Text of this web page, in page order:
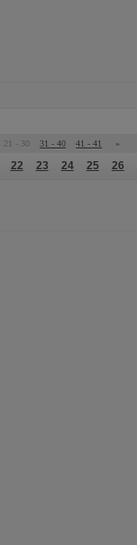
21 - 30 31 - 40 41 - 41 »
22 23 24 25 26